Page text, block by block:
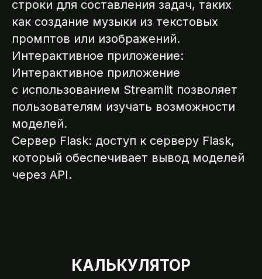
строки для составления задач, таких
как создание музыки из текстовых
промптов или изображений.
Интерактивное приложение:
Интерактивное приложение
с использованием Streamlit позволяет
пользователям изучать возможности
моделей.
Сервер Flask: доступ к серверу Flask,
который обеспечивает вывод моделей
через API.
КАЛЬКУЛЯТОР